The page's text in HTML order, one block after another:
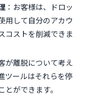
：お客様は、ドロッ
用して自分のアカウ
コストを削減できま
が離脱について考え
ツールはそれらを停
ができます。